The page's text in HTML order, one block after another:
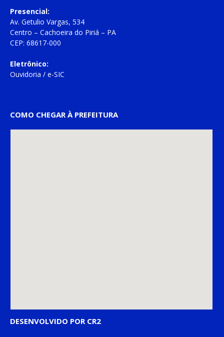
Presencial:
Av. Getulio Vargas, 534
Centro – Cachoeira do Piriá – PA
CEP: 68617-000
Eletrônico:
Ouvidoria / e-SIC
COMO CHEGAR À PREFEITURA
DESENVOLVIDO POR CR2